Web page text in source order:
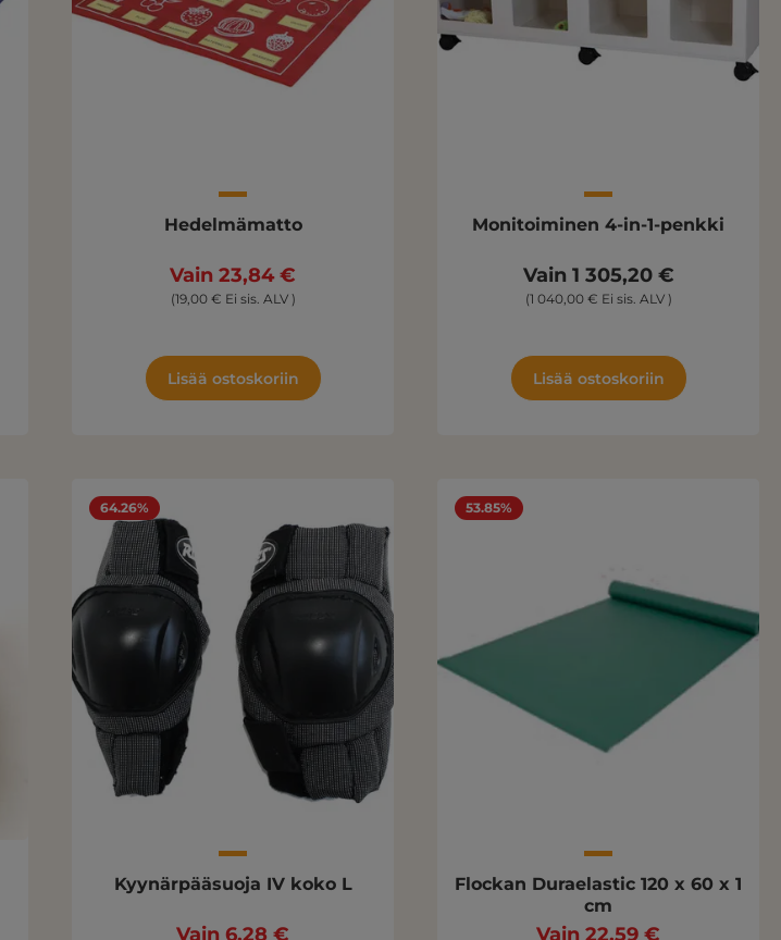
Hedelmämatto
Vain 23,84 €
(19,00 € Ei sis. ALV )
Lisää ostoskoriin
Monitoiminen 4-in-1-penkki
Vain 1 305,20 €
(1 040,00 € Ei sis. ALV )
Lisää ostoskoriin
64.26%
Kyynärpääsuoja IV koko L
Vain 6,28 €
53.85%
Flockan Duraelastic 120 x 60 x 1
cm
Vain 22,59 €